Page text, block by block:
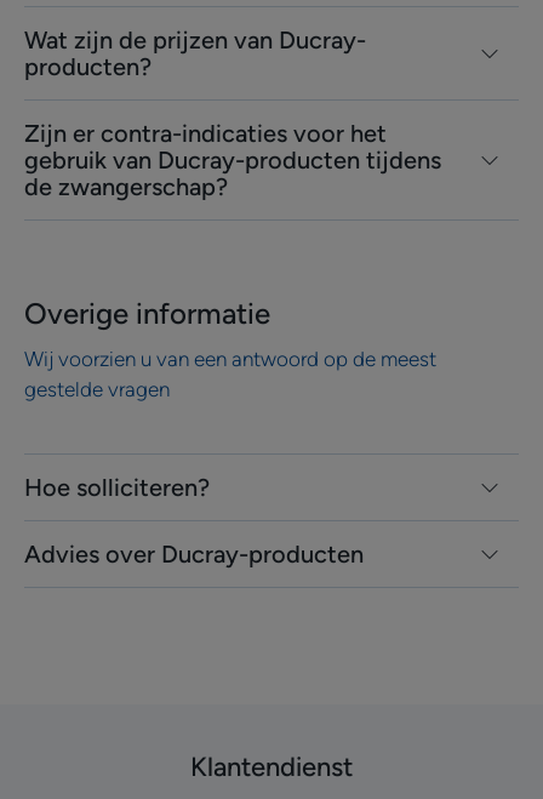
Wat zijn de prijzen van Ducray-
producten?
Zijn er contra-indicaties voor het
gebruik van Ducray-producten tijdens
de zwangerschap?
Overige informatie
Wij voorzien u van een antwoord op de meest
gestelde vragen
Hoe solliciteren?
Advies over Ducray-producten
Klantendienst